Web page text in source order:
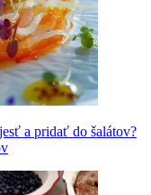
a pridať do šalátov?